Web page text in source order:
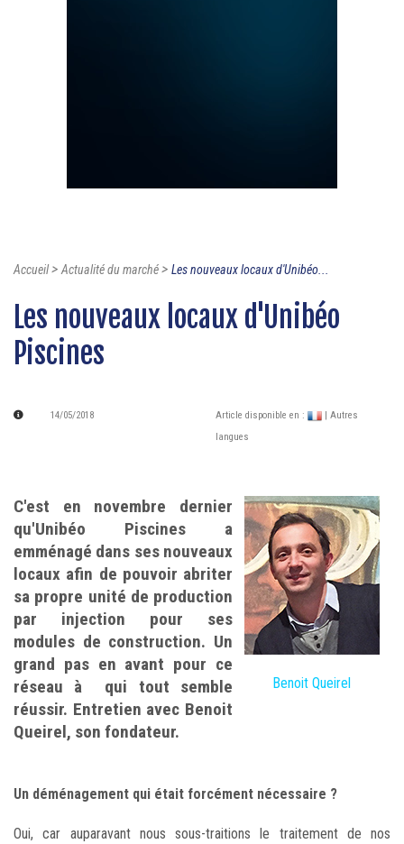
Accueil>Actualité du marché> Les nouveaux locaux d'Unibéo...
Les nouveaux locaux d'Unibéo
Piscines
14/05/2018 Article disponible en :
| Autres
langues
Benoit Queirel
C'est en novembre dernier
qu'Unibéo Piscines a
emménagé dans ses nouveaux
locaux afin de pouvoir abriter
sa propre unité de production
par injection pour ses
modules de construction. Un
grand pas en avant pour ce
réseau à qui tout semble
réussir. Entretien avec Benoit
Queirel, son fondateur.
Un déménagement qui était forcément nécessaire ?
Oui, car auparavant nous sous-traitions le traitement de nos